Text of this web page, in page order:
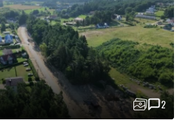
2
i modernizacji
Dębek